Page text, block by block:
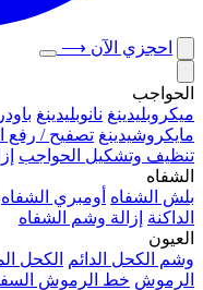
احجزي الآن ⟶
الحواجب
ميكروبلیدينغ نانوبليدينغ
مايكروشيدينغ تصفيح / رفع
تنظيف وتشكيل الحواجب
الشفاه
بلش الشفاه أومبري الشفاه
الداكنة إزالة وشم الشفاه
العيون
وشم الكحل الدائم
الكحل
الرموش خط الرموش